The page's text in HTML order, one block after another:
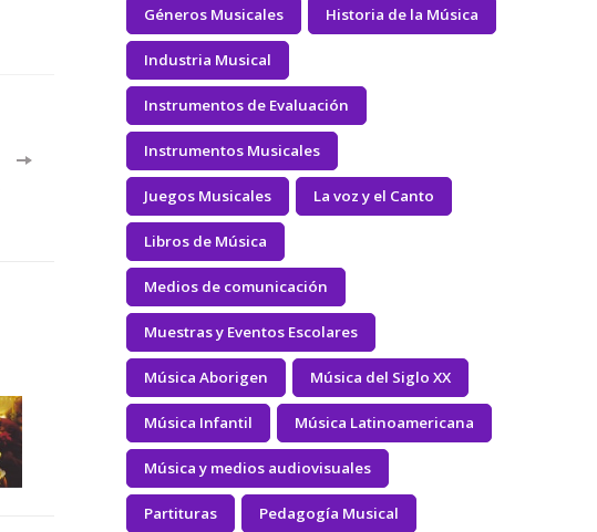
Géneros Musicales Historia de la Música
Industria Musical
Instrumentos de Evaluación
Instrumentos Musicales
Juegos Musicales La voz y el Canto
Libros de Música
Medios de comunicación
Muestras y Eventos Escolares
Música Aborigen Música del Siglo XX
Música Infantil Música Latinoamericana
Música y medios audiovisuales
Partituras Pedagogía Musical